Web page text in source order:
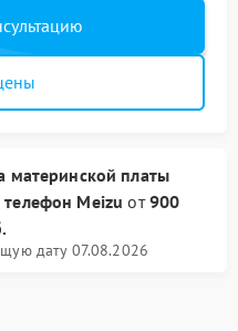
материнской платы
телефон Meizu от900
дату 07.08.2026